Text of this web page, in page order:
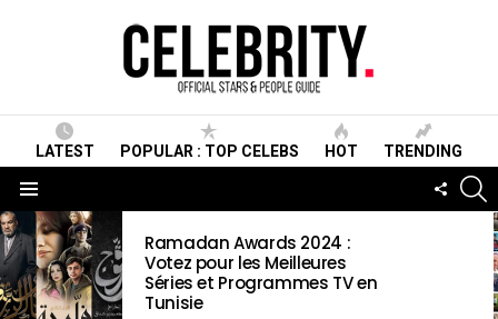
LATEST POPULAR : TOP CELEBS HOT TRENDING
LATEST
STORIES
Ramadan Awards 2024 :
Votez pour les Meilleures
Séries et Programmes TV en
Tunisie